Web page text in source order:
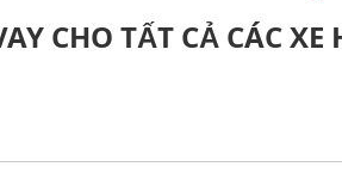
CHO TẤT CẢ CÁC XE